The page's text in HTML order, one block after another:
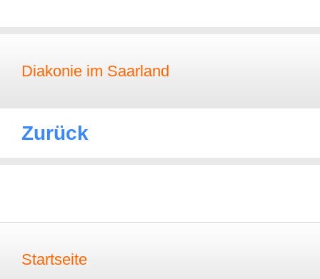
Diakonie im Saarland
Zurück
Startseite